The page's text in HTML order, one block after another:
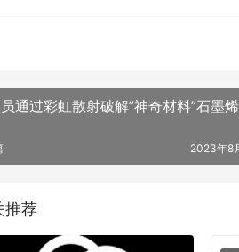
通过彩虹散射破解”神奇材料”石墨
2023年8
推荐